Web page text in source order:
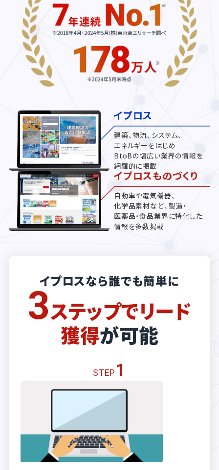
イプロス
建築、物流、システム、
エネルギーをはじめ
BtoBの幅広い業界の情報を
網羅的に掲載
イプロスものづくり
自動車や電気機器、
化学品素材など、製造・
医薬品・食品業界に特化した
情報を多数掲載
イプロスなら誰でも簡単に
3ステップでリード
獲得が可能
STEP 1